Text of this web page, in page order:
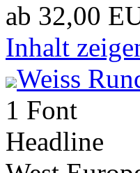
ab 32,00
Inhalt
Weiss
1 Font
Headline